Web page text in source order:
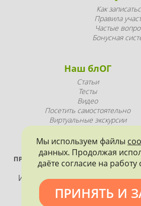
Как
Правила
Частые
Бонусная
Наш блОГ
Статьи
Тесты
Видео
Посетить самостоятельно
Виртуальные экскурсии
ПРОЕКТ РЕАЛИЗУЕТСЯ ПРИ
ПЕТЕРБУРГА
Использование материалов,
допускается только с
обязательной ссылкой на
Мы используем файлы
данных. Продолжая
даёте согласие на
ПРИНЯТЬ И